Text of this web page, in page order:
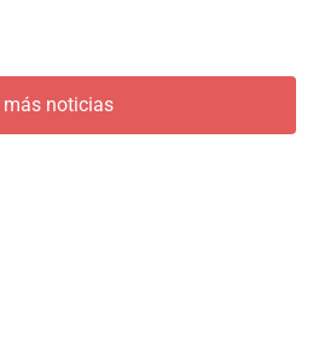
más noticias